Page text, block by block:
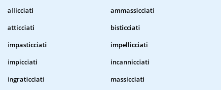
allicciati
ammassicciati
atticciati
bisticciati
impasticciati
impellicciati
impicciati
incannicciati
ingraticciati
massicciati